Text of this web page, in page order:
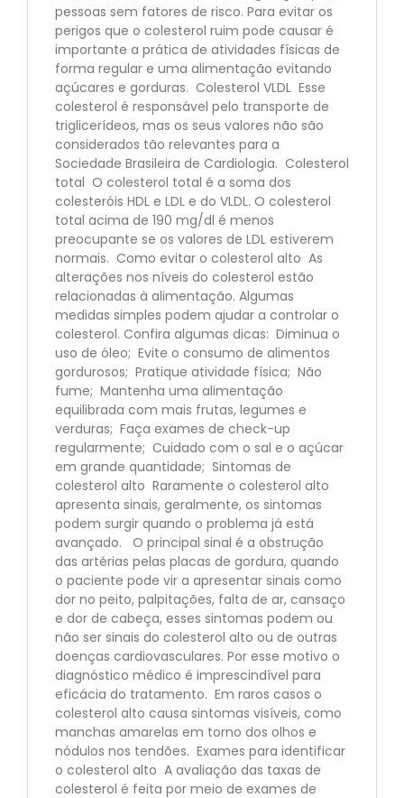
pessoas sem fatores de risco. Para evitar os
perigos que o colesterol ruim pode causar é
importante a prática de atividades físicas de
forma regular e uma alimentação evitando
açúcares e gorduras. Colesterol VLDL Esse
colesterol é responsável pelo transporte de
triglicerídeos, mas os seus valores não são
considerados tão relevantes para a
Sociedade Brasileira de Cardiologia. Colesterol
total O colesterol total é a soma dos
colesteróis HDL e LDL e do VLDL. O colesterol
total acima de 190 mg/dl é menos
preocupante se os valores de LDL estiverem
normais. Como evitar o colesterol alto As
alterações nos níveis do colesterol estão
relacionadas à alimentação. Algumas
medidas simples podem ajudar a controlar o
colesterol. Confira algumas dicas: Diminua o
uso de óleo; Evite o consumo de alimentos
gordurosos; Pratique atividade física; Não
fume; Mantenha uma alimentação
equilibrada com mais frutas, legumes e
verduras; Faça exames de check-up
regularmente; Cuidado com o sal e o açúcar
em grande quantidade; Sintomas de
colesterol alto Raramente o colesterol alto
apresenta sinais, geralmente, os sintomas
podem surgir quando o problema já está
avançado. O principal sinal é a obstrução
das artérias pelas placas de gordura, quando
o paciente pode vir a apresentar sinais como
dor no peito, palpitações, falta de ar, cansaço
e dor de cabeça, esses sintomas podem ou
não ser sinais do colesterol alto ou de outras
doenças cardiovasculares. Por esse motivo o
diagnóstico médico é imprescindível para
eficácia do tratamento. Em raros casos o
colesterol alto causa sintomas visíveis, como
manchas amarelas em torno dos olhos e
nódulos nos tendões. Exames para identificar
o colesterol alto A avaliação das taxas de
colesterol é feita por meio de exames de